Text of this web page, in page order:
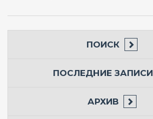
ПОИСК
ПОСЛЕДНИЕ ЗАПИСИ
АРХИВ